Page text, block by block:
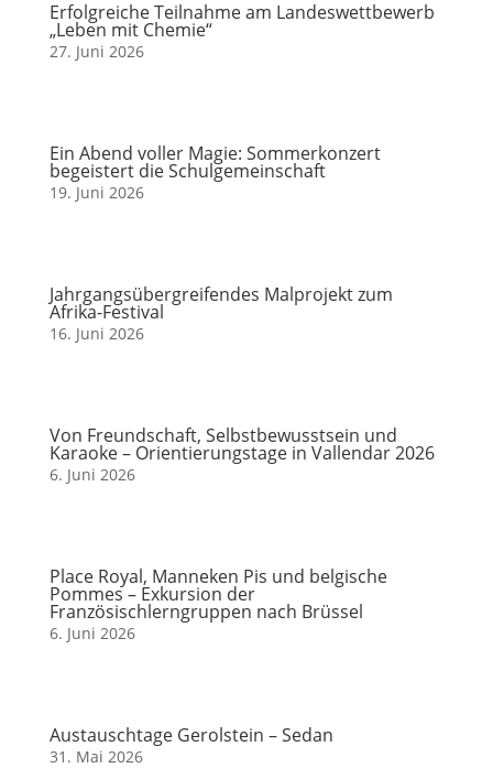
Erfolgreiche Teilnahme am Landeswettbewerb
„Leben mit Chemie“
27. Juni 2026
Ein Abend voller Magie: Sommerkonzert
begeistert die Schulgemeinschaft
19. Juni 2026
Jahrgangsübergreifendes Malprojekt zum
Afrika-Festival
16. Juni 2026
Von Freundschaft, Selbstbewusstsein und
Karaoke – Orientierungstage in Vallendar 2026
6. Juni 2026
Place Royal, Manneken Pis und belgische
Pommes – Exkursion der
Französischlerngruppen nach Brüssel
6. Juni 2026
Austauschtage Gerolstein – Sedan
31. Mai 2026